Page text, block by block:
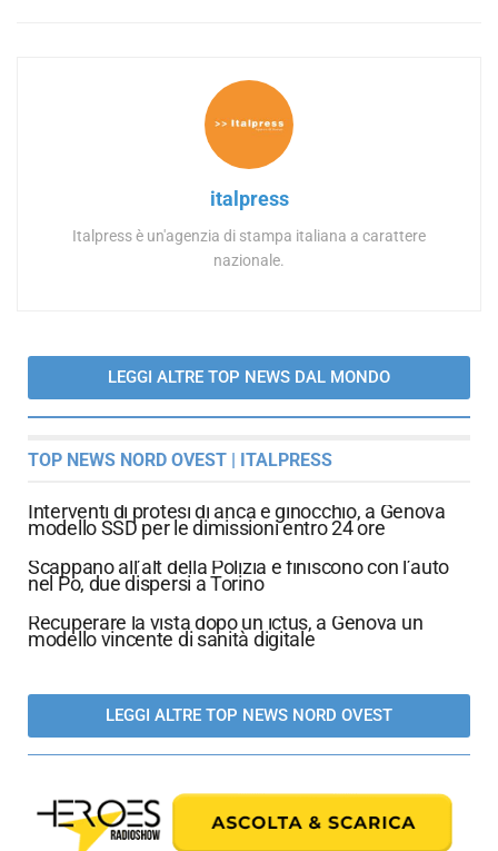
italpress
Italpress è un'agenzia di stampa italiana a carattere
nazionale.
LEGGI ALTRE TOP NEWS DAL MONDO
TOP NEWS NORD OVEST | ITALPRESS
Interventi di protesi di anca e ginocchio, a Genova
modello SSD per le dimissioni entro 24 ore
Scappano all’alt della Polizia e finiscono con l’auto
nel Po, due dispersi a Torino
Recuperare la vista dopo un ictus, a Genova un
modello vincente di sanità digitale
LEGGI ALTRE TOP NEWS NORD OVEST